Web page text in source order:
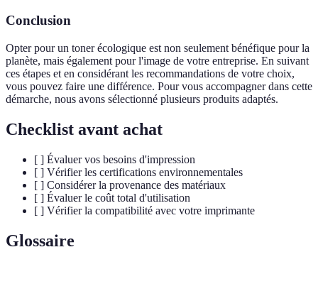
Conclusion
Opter pour un toner écologique est non seulement bénéfique pour la
planète, mais également pour l'image de votre entreprise. En suivant
ces étapes et en considérant les recommandations de votre choix,
vous pouvez faire une différence. Pour vous accompagner dans cette
démarche, nous avons sélectionné plusieurs produits adaptés.
Checklist avant achat
[ ] Évaluer vos besoins d'impression
[ ] Vérifier les certifications environnementales
[ ] Considérer la provenance des matériaux
[ ] Évaluer le coût total d'utilisation
[ ] Vérifier la compatibilité avec votre imprimante
Glossaire